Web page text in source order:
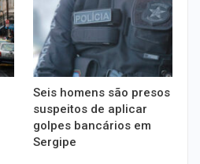
Seis homens são presos
suspeitos de aplicar
golpes bancários em
Sergipe